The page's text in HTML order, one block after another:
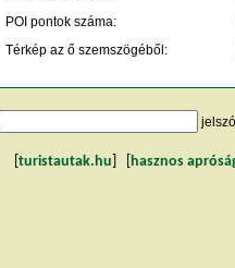
POI pontok száma:
Térkép az ő szemszögéből:
turistautak.hu hasznos